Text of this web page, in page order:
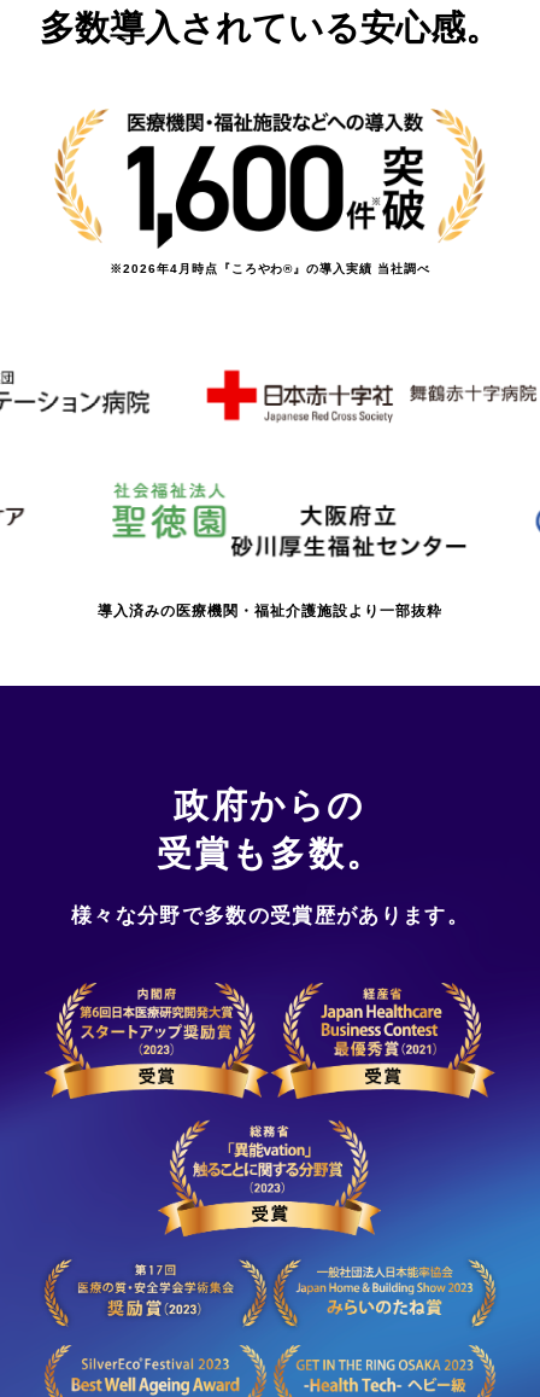
多数導入されている安心感。
※2026年4月時点『ころやわ®︎』の導入実績 当社調べ
導入済みの医療機関・福祉介護施設より一部抜粋
政府からの
受賞も多数。
様々な分野で多数の受賞歴があります。